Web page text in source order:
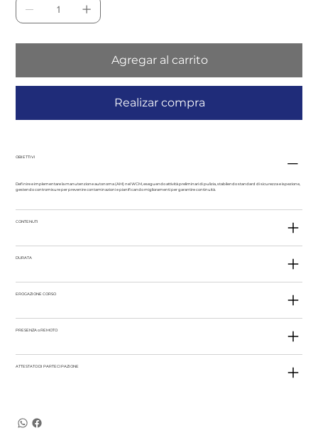
Agregar al carrito
Realizar compra
OBIETTIVI
Definire e implementare la manutenzione autonoma (AM) nel WCM, eseguendo attività preliminari di pulizia, stabilendo standard di sicurezza e ispezione,
gestendo contromisure per prevenire contaminazioni e pianificando miglioramenti per garantire continuità.
CONTENUTI
DURATA
EROGAZIONE CORSO
PRESENZA o REMOTO
ATTESTATO DI PARTECIPAZIONE